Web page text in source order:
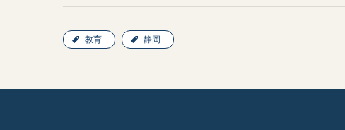
教育 静岡